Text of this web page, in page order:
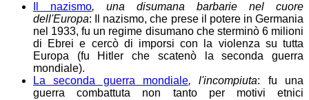
Il nazismo, una disumana barbarie nel cuore
dell'Europa: Il nazismo, che prese il potere in Germania
nel 1933, fu un regime disumano che sterminò 6 milioni
di Ebrei e cercò di imporsi con la violenza su tutta
Europa (fu Hitler che scatenò la seconda guerra
mondiale).
La seconda guerra mondiale, l'incompiuta: fu una
guerra combattuta non tanto per motivi etnici